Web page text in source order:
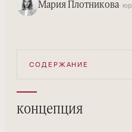
Мария Плотникова·
СОДЕРЖАНИЕ
концепция